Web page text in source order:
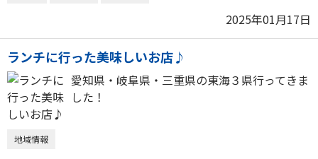
2025年01月17日
ランチに行った美味しいお店♪
愛知県・岐阜県・三重県の東海３県行ってきま
した！
地域情報